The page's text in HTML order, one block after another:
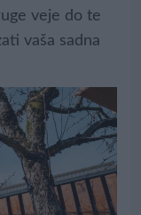
veje do te
vaša sadna